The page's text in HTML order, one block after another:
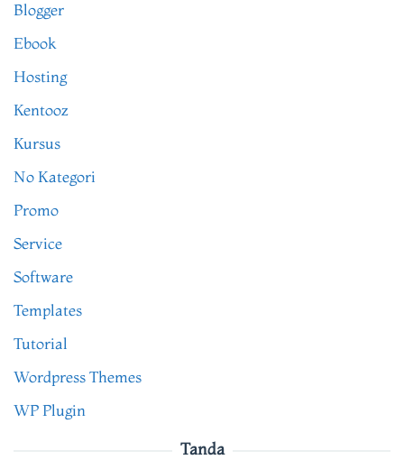
Blogger
Ebook
Hosting
Kentooz
Kursus
No Kategori
Promo
Service
Software
Templates
Tutorial
Wordpress Themes
WP Plugin
Tanda